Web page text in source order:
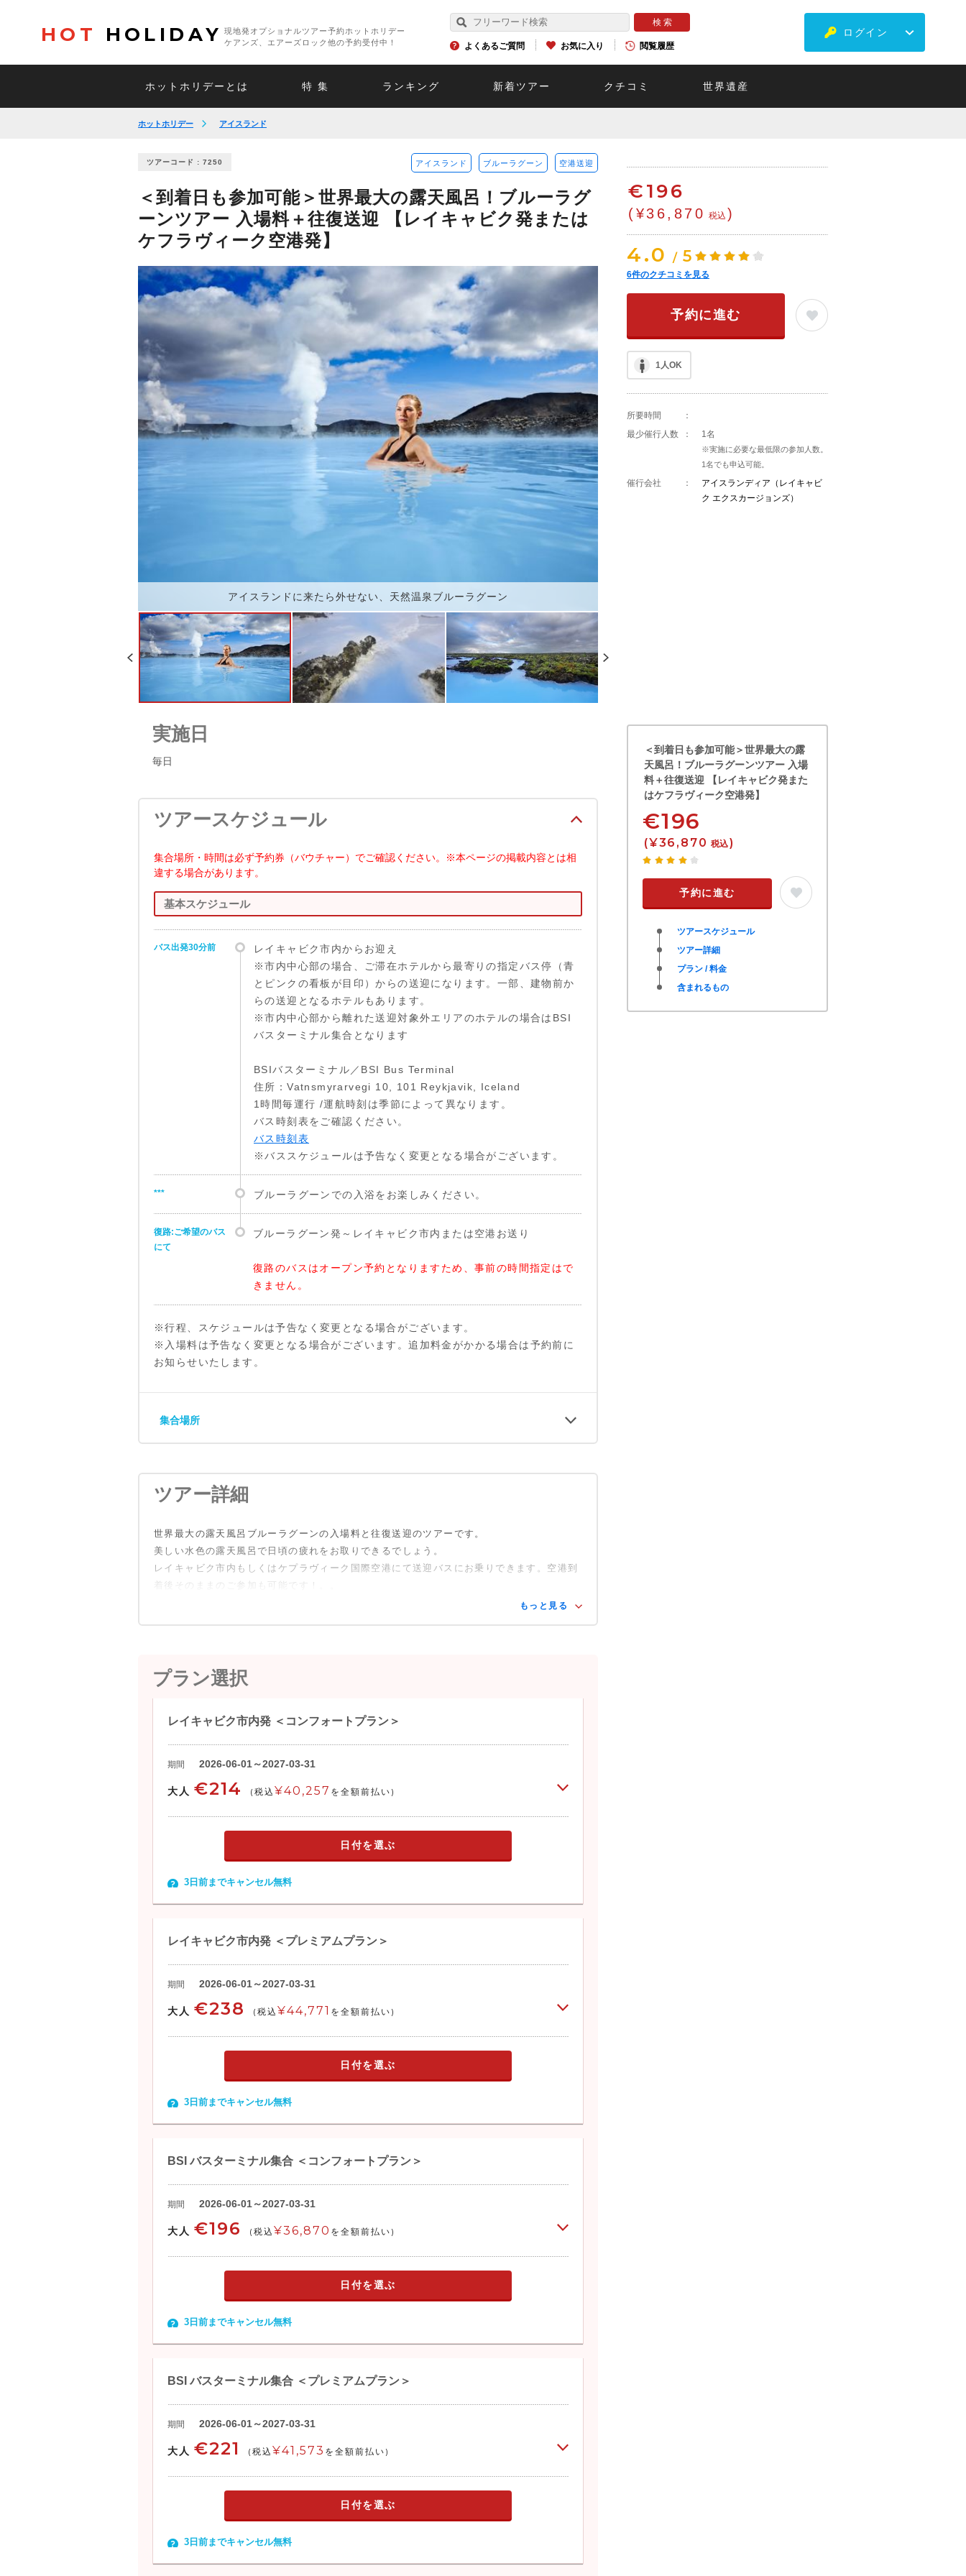
HOT HOLIDAY
現地発オプショナルツアー予約ホットホリデー
ケアンズ、エアーズロック他の予約受付中！
よくあるご質問 お気に入り 閲覧履歴
ログイン
ホットホリデーとは 特 集 ランキング 新着ツアー クチコミ 世界遺産
ホットホリデー アイスランド
ツアーコード : 7250 アイスランド ブルーラグーン 空港送迎
＜到着日も参加可能＞世界最大の露天風呂！ブルーラグ
ーンツアー 入場料＋往復送迎 【レイキャビク発または
ケフラヴィーク空港発】
アイスランドに来たら外せない、天然温泉ブルーラグーン
€196
(¥36,870 税込 )
4.0 / 5
6件のクチコミを見る
予約に進む
1人OK
所要時間
：
最少催行人数
： 1名
※実施に必要な最低限の参加人数。
1名でも申込可能。
催行会社 ：
アイスランディア（レイキャビ
ク エクスカージョンズ）
実施日
毎日
ツアースケジュール
集合場所・時間は必ず予約券（バウチャー）でご確認ください。※本ページの掲載内容とは相
違する場合があります。
基本スケジュール
バス出発30分前
レイキャビク市内からお迎え
※市内中心部の場合、ご滞在ホテルから最寄りの指定バス停（青
とピンクの看板が目印）からの送迎になります。一部、建物前か
らの送迎となるホテルもあります。
※市内中心部から離れた送迎対象外エリアのホテルの場合はBSI
バスターミナル集合となります
BSIバスターミナル／BSI Bus Terminal
住所：Vatnsmyrarvegi 10, 101 Reykjavik, Iceland
1時間毎運行 /運航時刻は季節によって異なります。
バス時刻表をご確認ください。
バス時刻表
※バススケジュールは予告なく変更となる場合がございます。
*** ブルーラグーンでの入浴をお楽しみください。
復路:ご希望のバス
にて
ブルーラグーン発～レイキャビク市内または空港お送り
復路のバスはオープン予約となりますため、事前の時間指定はで
きません。
※行程、スケジュールは予告なく変更となる場合がございます。
※入場料は予告なく変更となる場合がございます。追加料金がかかる場合は予約前に
お知らせいたします。
集合場所
ツアー詳細
世界最大の露天風呂ブルーラグーンの入場料と往復送迎のツアーです。
美しい水色の露天風呂で日頃の疲れをお取りできるでしょう。
レイキャビク市内もしくはケプラヴィーク国際空港にて送迎バスにお乗りできます。空港到
着後そのままのご参加も可能です！。。
もっと見る
プラン選択
レイキャビク市内発 ＜コンフォートプラン＞
期間 2026-06-01～2027-03-31
大人 €214 (税込 ¥40,257 を全額前払い)
日付を選ぶ
3日前までキャンセル無料
レイキャビク市内発 ＜プレミアムプラン＞
期間 2026-06-01～2027-03-31
大人 €238 (税込 ¥44,771 を全額前払い)
日付を選ぶ
3日前までキャンセル無料
BSI バスターミナル集合 ＜コンフォートプラン＞
期間 2026-06-01～2027-03-31
大人 €196 (税込 ¥36,870 を全額前払い)
日付を選ぶ
3日前までキャンセル無料
BSI バスターミナル集合 ＜プレミアムプラン＞
期間 2026-06-01～2027-03-31
大人 €221 (税込 ¥41,573 を全額前払い)
日付を選ぶ
3日前までキャンセル無料
＜到着日も参加可能＞世界最大の露
天風呂！ブルーラグーンツアー 入場
料＋往復送迎 【レイキャビク発また
はケフラヴィーク空港発】
€196
(¥36,870 税込)
予約に進む
ツアースケジュール
ツアー詳細
プラン / 料金
含まれるもの